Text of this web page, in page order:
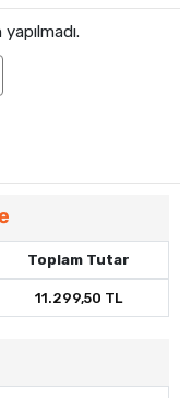
Toplam Tutar
11.299,50 TL